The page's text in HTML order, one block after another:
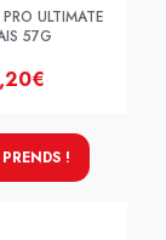
ULTIMATE
57G
!